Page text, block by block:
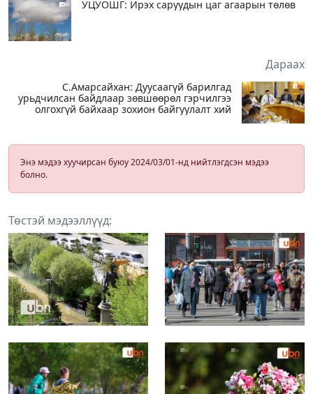
УЦУОШГ: Ирэх саруудын цаг агаарын төлөв
Дараах
С.Амарсайхан: Дуусаагүй барилгад
урьдчилсан байдлаар зөвшөөрөл гэрчилгээ
олгохгүй байхаар зохион байгуулалт хий
Энэ мэдээ хуучирсан буюу 2024/03/01-нд нийтлэгдсэн мэдээ
болно.
Төстэй мэдээллүүд: